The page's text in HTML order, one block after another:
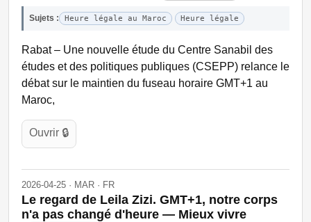
Sujets : Heure légale au Maroc Heure légale
Rabat – Une nouvelle étude du Centre Sanabil des
études et des politiques publiques (CSEPP) relance le
débat sur le maintien du fuseau horaire GMT+1 au
Maroc,
Ouvrir 🔒
2026-04-25 · MAR · FR
Le regard de Leila Zizi. GMT+1, notre corps
n'a pas changé d'heure — Mieux vivre